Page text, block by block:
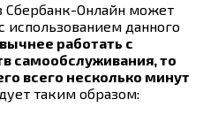
Сбербанк-Онлайн может
использованием данного
работать с
самообслуживания, то
всего несколько минут
таким образом: